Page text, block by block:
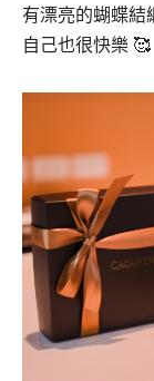
有漂亮的蝴蝶結
自己也很快樂 🥰